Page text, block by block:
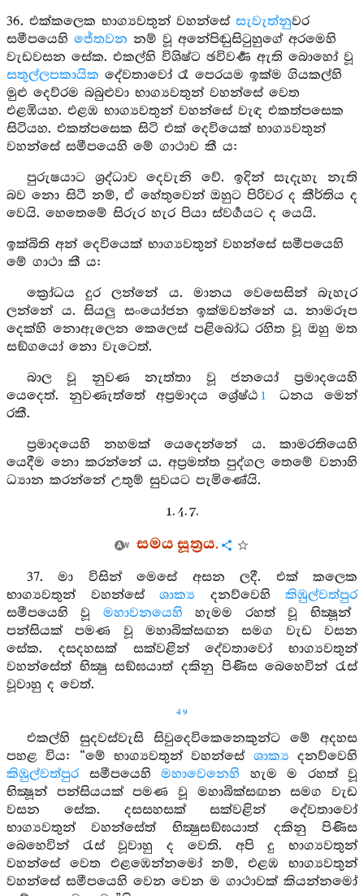
36. එක්කලෙක භාග්‍යවතුන් වහන්සේ සැවැත්නුවර
සමීපයෙහි ජේතවන නම් වූ අනේපිඬුසිටුහුගේ අරමෙහි
වැඩවසන සේක. එකල්හි විශිෂ්ට ඡවිවර්‍ණ ඇති බොහෝ වූ
සතුල්ලපකායික දේවතාවෝ රෑ පෙරයම ඉක්ම ගියකල්හි
මුළු දෙව්රම බබුළුවා භාග්‍යවතුන් වහන්සේ වෙත
එළඹියහ. එළඹ භාග්‍යවතුන් වහන්සේ වැඳ එකත්පසෙක
සිටියහ. එකත්පසෙක සිටි එක් දෙවියෙක් භාග්‍යවතුන්
වහන්සේ සමීපයෙහි මේ ගාථාව කී ය:
පුරුෂයාට ශ්‍රද්ධාව දෙවැනි වේ. ඉදින් සැදැහැ නැති
බව නො සිටී නම්, ඒ හේතුවෙන් ඔහුට පිරිවර ද කීර්තිය ද
වෙයි. හෙතෙමේ සිරුර හැර පියා ස්වර්‍ගයට ද යෙයි.
ඉක්බිති අන් දෙවියෙක් භාග්‍යවතුන් වහන්සේ සමීපයෙහි
මේ ගාථා කී ය:
ක්‍රෝධය දුර ලන්නේ ය. මානය වෙසෙසින් බැහැර
ලන්නේ ය. සියලු සංයෝජන ඉක්මවන්නේ ය. නාමරූප
දෙක්හි නොඇලෙන කෙලෙස් පළිබෝධ රහිත වූ ඔහු මත
සඞ්ගයෝ නො වැටෙත්.
බාල වූ නුවණ නැත්තා වූ ජනයෝ ප්‍රමාදයෙහි
යෙදෙත්. නුවණැත්තේ අප්‍රමාදය ශ්‍රේෂ්ඨ 1
ධනය මෙන්
රකී.
ප්‍රමාදයෙහි නහමක් යෙදෙන්නේ ය. කාමරතියෙහි
යෙදීම නො කරන්නේ ය. අප්‍රමත්ත පුද්ගල තෙමේ වනාහි
ධ්‍යාන කරන්නේ උතුම් සුවයට පැමිණේයි.
1. 4. 7.
සමය සූත්‍රය.
37. මා විසින් මෙසේ අසන ලදී. එක් කලෙක
භාග්‍යවතුන් වහන්සේ ශාක්‍ය දනව්වෙහි කිඹුල්වත්පුර
සමීපයෙහි වූ මහාවනයෙහි හැමම රහත් වූ භික්‍ෂූන්
පන්සියක් පමණ වූ මහාබික්සඟන සමග වැඩ වසන
සේක. දසදහසක් සක්වළින් දේවතාවෝ භාග්‍යවතුන්
වහන්සේත් භික්‍ෂු සඞ්ඝයාත් දකිනු පිණිස බෙහෙවින් රැස්
වූවාහු ද වෙත්.
49
එකල්හි සුදවස්වැසි සිවුදෙවිකෙනෙකුන්ට මේ අදහස
පහළ විය: “මේ භාග්‍යවතුන් වහන්සේ ශාක්‍ය දනව්වෙහි
කිඹුල්වත්පුරසමීපයෙහි මහාවෙනෙහි හැම ම රහත් වූ
භික්‍ෂූන් පන්සියයක් පමණ වූ මහාබික්සඟන සමග වැඩ
වසන සේක. දසසහසක් සක්වළින් දේවතාවෝ
භාග්‍යවතුන් වහන්සේත් භික්‍ෂුසඞ්ඝයාත් දකිනු පිණිස
බෙහෙවින් රැස් වූවාහු ද වෙති. අපි දු භාග්‍යවතුන්
වහන්සේ වෙත එළඹෙන්නමෝ නම්, එළඹ භාග්‍යවතුන්
වහන්සේ සමීපයෙහි වෙන වෙන ම ගාථාවක් කියන්නමෝ